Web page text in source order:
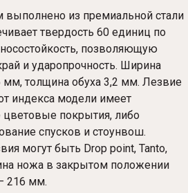
из премиальной стали
твердость 60 единиц по
позволяющую
и ударопрочность. Ширина
мм, толщина обуха 3,2 мм. Лезвие
индекса модели имеет
покрытия, либо
спусков и стоунвош.
могут быть Drop point, Tanto,
ножа в закрытом положении
216 мм.